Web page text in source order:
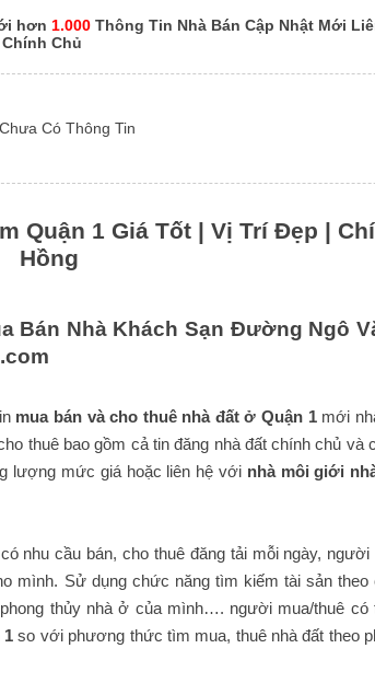
hơn 1.000 Thông Tin Nhà Bán Cập Nhật Mới
Chủ
Có Thông Tin
Quận 1 Giá Tốt | Vị Trí Đẹp |
Hồng
Bán Nhà Khách Sạn Đường Ngô
mua bán và cho thuê nhà đất ở Quận 1mới
thuê bao gồm cả tin đăng nhà đất chính chủ và
lượng mức giá hoặc liên hệ với nhà môi giới
nhu cầu bán, cho thuê đăng tải mỗi ngày, người
mình. Sử dụng chức năng tìm kiếm tài sản
thủy nhà ở của mình…. người mua/thuê có
1 so với phương thức tìm mua, thuê nhà đất theo